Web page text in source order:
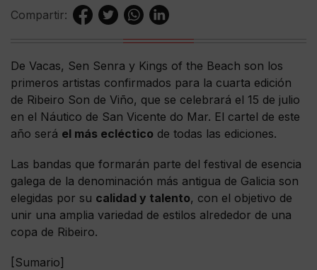
Compartir:
De Vacas, Sen Senra y Kings of the Beach son los
primeros artistas confirmados para la cuarta edición
de Ribeiro Son de Viño, que se celebrará el 15 de julio
en el Náutico de San Vicente do Mar. El cartel de este
año será el más ecléctico de todas las ediciones.
Las bandas que formarán parte del festival de esencia
galega de la denominación más antigua de Galicia son
elegidas por su calidad y talento, con el objetivo de
unir una amplia variedad de estilos alrededor de una
copa de Ribeiro.
[Sumario]